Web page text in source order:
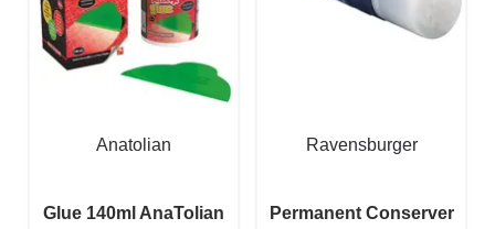
Anatolian
Glue 140ml AnaTolian
Ravensburger
Permanent Conserver